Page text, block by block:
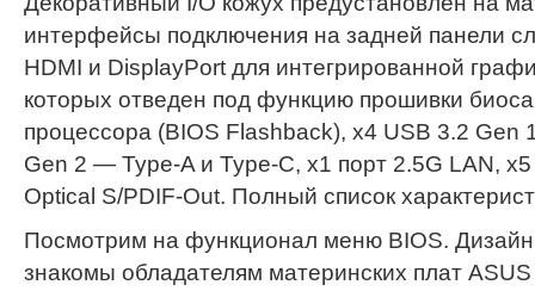
интерфейсы подключения на задней панели
HDMI и DisplayPort для интегрированной
которых отведен под функцию прошивки биоса
процессора (BIOS Flashback), х4 USB 3.2 Gen
Gen 2 — Type-A и Type-C, х1 порт 2.5G LAN,
Optical S/PDIF-Out. Полный список
Посмотрим на функционал меню BIOS.
знакомы обладателям материнских плат